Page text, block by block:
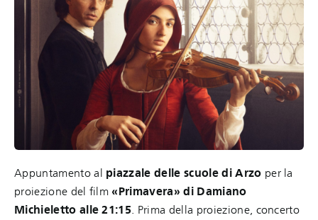
Appuntamento al piazzale delle scuole di Arzo per la
proiezione del film «Primavera» di Damiano
Michieletto alle 21:15. Prima della proiezione, concerto